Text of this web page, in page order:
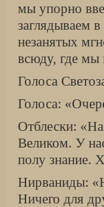
мы упорно
заглядываем
незанятых
всюду, где мы
Голоса
Голоса:
Отблески:
Великом. У
полу знание.
Нирваниды:
Ничего для